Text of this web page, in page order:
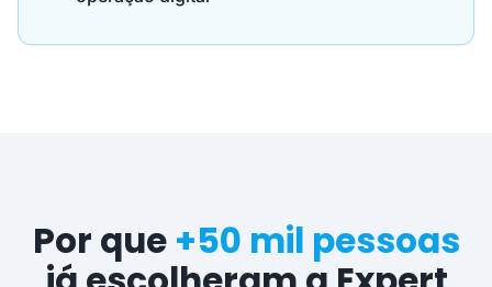
Por que +50 mil pessoas